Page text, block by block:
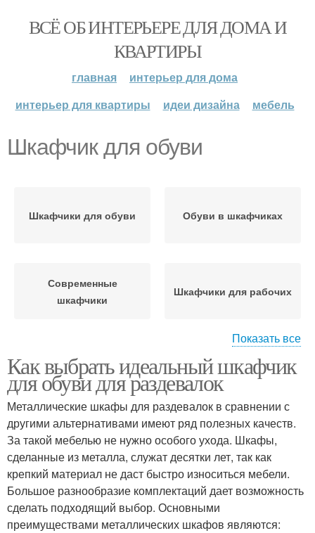
ВСЁ ОБ ИНТЕРЬЕРЕ ДЛЯ ДОМА И
КВАРТИРЫ
главная
интерьер для дома
интерьер для квартиры
идеи дизайна мебель
Шкафчик для обуви
Шкафчики для обуви Обуви в шкафчиках
Современные
шкафчики
Шкафчики для рабочих
Шкафы для обуви
Показать все
Как выбрать идеальный шкафчик
для обуви для раздевалок
Металлические шкафы для раздевалок в сравнении с
другими альтернативами имеют ряд полезных качеств.
За такой мебелью не нужно особого ухода. Шкафы,
сделанные из металла, служат десятки лет, так как
крепкий материал не даст быстро износиться мебели.
Большое разнообразие комплектаций дает возможность
сделать подходящий выбор. Основными
преимуществами металлических шкафов являются: